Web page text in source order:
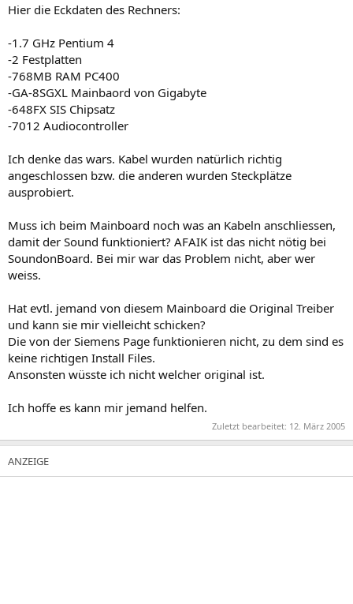
Hier die Eckdaten des Rechners:
-1.7 GHz Pentium 4
-2 Festplatten
-768MB RAM PC400
-GA-8SGXL Mainbaord von Gigabyte
-648FX SIS Chipsatz
-7012 Audiocontroller
Ich denke das wars. Kabel wurden natürlich richtig
angeschlossen bzw. die anderen wurden Steckplätze
ausprobiert.
Muss ich beim Mainboard noch was an Kabeln anschliessen,
damit der Sound funktioniert? AFAIK ist das nicht nötig bei
SoundonBoard. Bei mir war das Problem nicht, aber wer
weiss.
Hat evtl. jemand von diesem Mainboard die Original Treiber
und kann sie mir vielleicht schicken?
Die von der Siemens Page funktionieren nicht, zu dem sind es
keine richtigen Install Files.
Ansonsten wüsste ich nicht welcher original ist.
Ich hoffe es kann mir jemand helfen.
Zuletzt bearbeitet: 12. März 2005